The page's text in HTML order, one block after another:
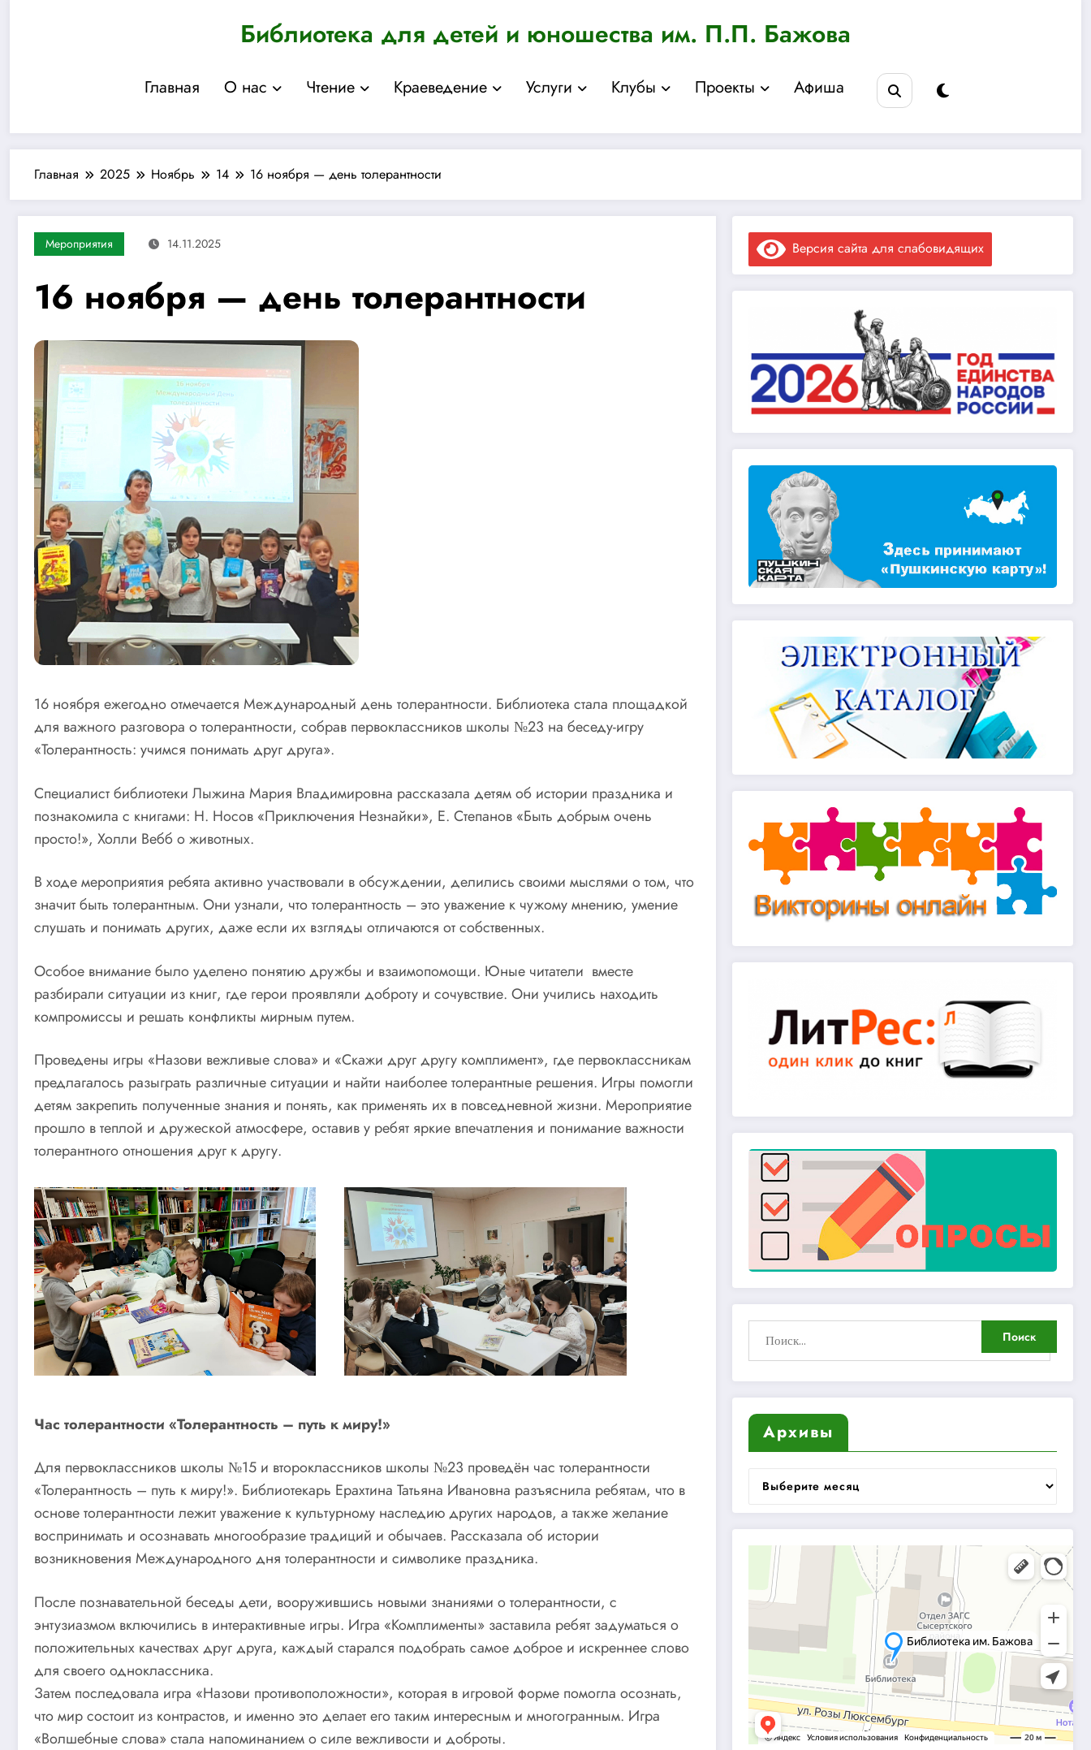
Библиотека для детей и юношества им. П.П. Бажова
Главная О нас Чтение Краеведение Услуги Клубы Проекты Афиша
Главная 2025 Ноябрь 14 16 ноября — день толерантности
Мероприятия 14.11.2025
16 ноября — день толерантности
16 ноября ежегодно отмечается Международный день толерантности. Библиотека стала площадкой
для важного разговора о толерантности, собрав первоклассников школы №23 на беседу-игру
«Толерантность: учимся понимать друг друга».
Специалист библиотеки Лыжина Мария Владимировна рассказала детям об истории праздника и
познакомила с книгами: Н. Носов «Приключения Незнайки», Е. Степанов «Быть добрым очень
просто!», Холли Вебб о животных.
В ходе мероприятия ребята активно участвовали в обсуждении, делились своими мыслями о том, что
значит быть толерантным. Они узнали, что толерантность – это уважение к чужому мнению, умение
слушать и понимать других, даже если их взгляды отличаются от собственных.
Особое внимание было уделено понятию дружбы и взаимопомощи. Юные читатели вместе
разбирали ситуации из книг, где герои проявляли доброту и сочувствие. Они учились находить
компромиссы и решать конфликты мирным путем.
Проведены игры «Назови вежливые слова» и «Скажи друг другу комплимент», где первоклассникам
предлагалось разыграть различные ситуации и найти наиболее толерантные решения. Игры помогли
детям закрепить полученные знания и понять, как применять их в повседневной жизни. Мероприятие
прошло в теплой и дружеской атмосфере, оставив у ребят яркие впечатления и понимание важности
толерантного отношения друг к другу.
Час толерантности «Толерантность – путь к миру!»
Для первоклассников школы №15 и второклассников школы №23 проведён час толерантности
«Толерантность – путь к миру!». Библиотекарь Ерахтина Татьяна Ивановна разъяснила ребятам, что в
основе толерантности лежит уважение к культурному наследию других народов, а также желание
воспринимать и осознавать многообразие традиций и обычаев. Рассказала об истории
возникновения Международного дня толерантности и символике праздника.
После познавательной беседы дети, вооружившись новыми знаниями о толерантности, с
энтузиазмом включились в интерактивные игры. Игра «Комплименты» заставила ребят задуматься о
положительных качествах друг друга, каждый старался подобрать самое доброе и искреннее слово
для своего одноклассника.
Затем последовала игра «Назови противоположности», которая в игровой форме помогла осознать,
что мир состоит из контрастов, и именно это делает его таким интересным и многогранным. Игра
«Волшебные слова» стала напоминанием о силе вежливости и доброты.
Версия сайта для слабовидящих
Архивы
Архивы